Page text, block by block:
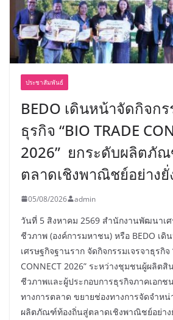
ประชาสัมพันธ์
BEDO เดินหน้าจัดกิจกร
ธุรกิจ “BIO TRADE
2026” ยกระดับผลิตภั
ตลาดเชิงพาณิชย์อย่างยั่
05/08/2026 admin
วันที่ 5 สิงหาคม 2569 สำนักงานพัฒนาเ
ชีวภาพ (องค์การมหาชน) หรือ BEDO เดิ
เศรษฐกิจฐานราก จัดกิจกรรมเจรจาธุรกิจ
CONNECT 2026” ระหว่างชุมชนผู้ผลิตสิ
ชีวภาพและผู้ประกอบการธุรกิจภาคเอกช
ทางการตลาด ขยายช่องทางการจัดจำห
ผลิตภัณฑ์ท้องถิ่นสู่ตลาดเชิงพาณิชย์อย่าง